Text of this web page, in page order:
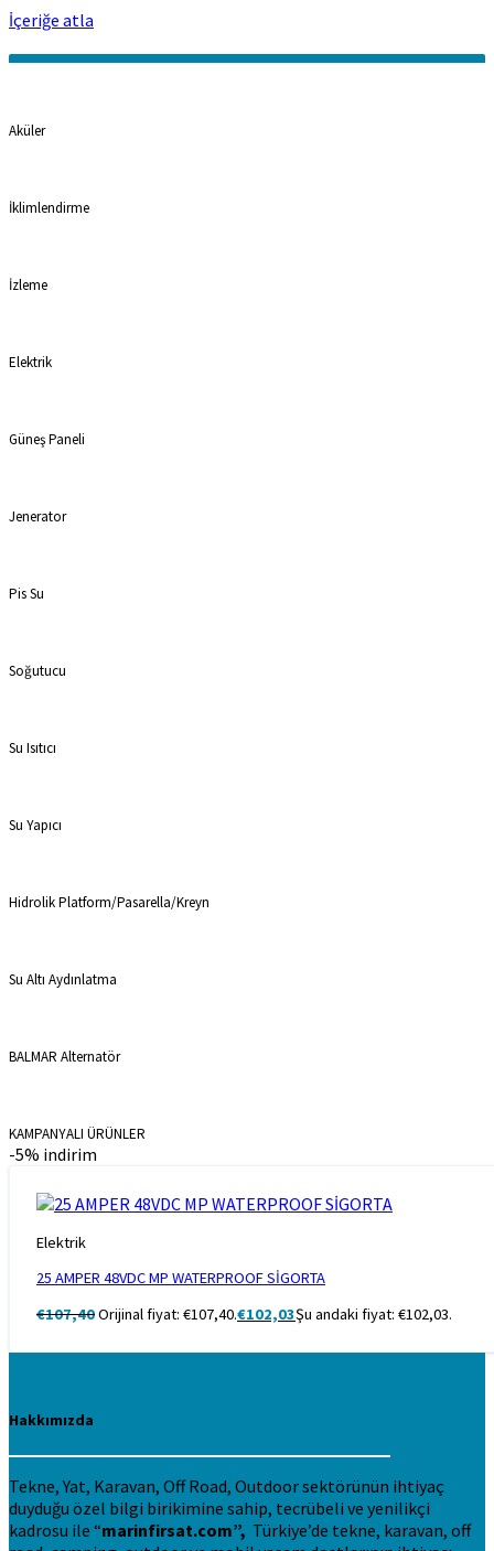
İçeriğe atla
Aküler
İklimlendirme
İzleme
Elektrik
Güneş Paneli
Jenerator
Pis Su
Soğutucu
Su Isıtıcı
Su Yapıcı
Hidrolik Platform/Pasarella/Kreyn
Su Altı Aydınlatma
BALMAR Alternatör
KAMPANYALI ÜRÜNLER
-5% indirim
Elektrik
25 AMPER 48VDC MP WATERPROOF SİGORTA
€107,40Orijinal fiyat: €107,40.€102,03Şu andaki fiyat: €102,03.
Hakkımızda
Tekne, Yat, Karavan, Off Road, Outdoor sektörünün ihtiyaç
duyduğu özel bilgi birikimine sahip, tecrübeli ve yenilikçi
kadrosu ile “marinfirsat.com”, Türkiye’de tekne, karavan, off